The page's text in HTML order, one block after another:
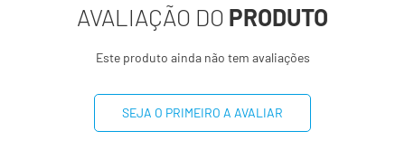
AVALIAÇÃO DO PRODUTO
Este produto ainda não tem avaliações
SEJA O PRIMEIRO A AVALIAR